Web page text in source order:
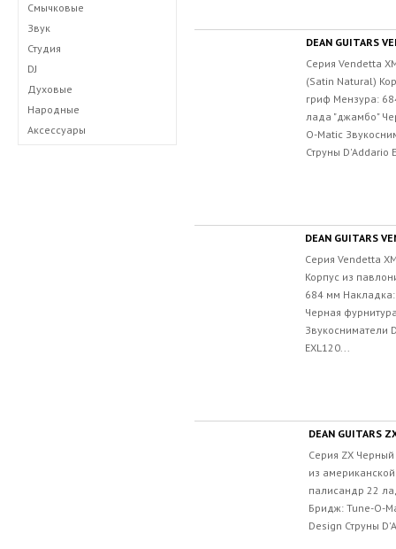
Смычковые
Звук
Студия
DJ
Духовые
Народные
Аксессуары
DEAN GUITARS
Серия Vendetta
(Satin Natural)
гриф Мензура:
лада "джамбо"
O-Matic
Струны D'Addario
DEAN GUITARS
Серия Vendetta
Корпус из
684 мм
Черная
Звукосниматели
EXL120...
DEAN GUITARS
Серия ZX
из
палисандр 22
Бридж: Tune-O-
Design Струны